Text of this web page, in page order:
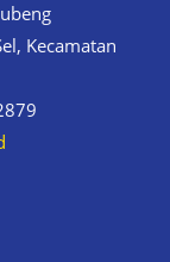
Kecamatan